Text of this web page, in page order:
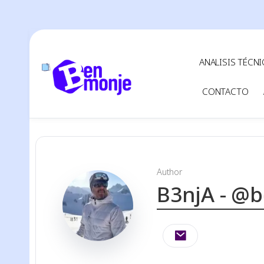
ANALISIS
CONTACTO
Author
B3njA -